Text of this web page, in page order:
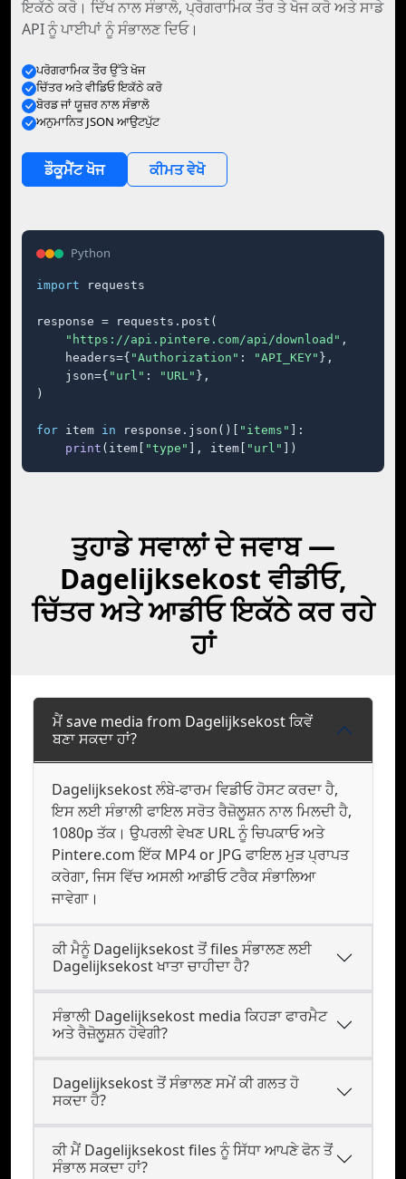
ਇਕੱਠੇ ਕਰੋ। ਦਿੱਖ ਨਾਲ ਸੰਭਾਲੋ, ਪ੍ਰੋਗਰਾਮਿਕ ਤੌਰ ਤੇ ਖੋਜ ਕਰੋ ਅਤੇ ਸਾਡੇ
API ਨੂੰ ਪਾਈਪਾਂ ਨੂੰ ਸੰਭਾਲਣ ਦਿਓ।
ਪਰੋਗਰਾਮਿਕ ਤੌਰ ਉੱਤੇ ਖੋਜ
ਚਿੱਤਰ ਅਤੇ ਵੀਡਿਓ ਇਕੱਠੇ ਕਰੋ
ਬੋਰਡ ਜਾਂ ਯੂਜ਼ਰ ਨਾਲ ਸੰਭਾਲੋ
ਅਨੁਮਾਨਿਤ JSON ਆਉਟਪੁੱਟ
ਡੌਕੂਮੈਂਟ ਖੋਜ ਕੀਮਤ ਵੇਖੋ
Python
import requests
response = requests.post(
"https://api.pintere.com/api/download" ,
    headers={
"Authorization" : "API_KEY" },
    json={
"url" : "URL" },
)
for item in response.json()[ "items"
]:
print (item[ "type" ], item[ "url" ])
ਤੁਹਾਡੇ ਸਵਾਲਾਂ ਦੇ ਜਵਾਬ —
Dagelijksekost ਵੀਡੀਓ,
ਚਿੱਤਰ ਅਤੇ ਆਡੀਓ ਇਕੱਠੇ ਕਰ ਰਹੇ
ਹਾਂ
ਮੈਂ save media from Dagelijksekost ਕਿਵੇਂ
ਬਣਾ ਸਕਦਾ ਹਾਂ?
Dagelijksekost ਲੰਬੇ-ਫਾਰਮ ਵਿਡੀਓ ਹੋਸਟ ਕਰਦਾ ਹੈ,
ਇਸ ਲਈ ਸੰਭਾਲੀ ਫਾਇਲ ਸਰੋਤ ਰੈਜ਼ੋਲੂਸ਼ਨ ਨਾਲ ਮਿਲਦੀ ਹੈ,
1080p ਤੱਕ। ਉਪਰਲੀ ਵੇਖਣ URL ਨੂੰ ਚਿਪਕਾਓ ਅਤੇ
Pintere.com ਇੱਕ MP4 or JPG ਫਾਇਲ ਮੁੜ ਪ੍ਰਾਪਤ
ਕਰੇਗਾ, ਜਿਸ ਵਿੱਚ ਅਸਲੀ ਆਡੀਓ ਟਰੈਕ ਸੰਭਾਲਿਆ
ਜਾਵੇਗਾ।
ਕੀ ਮੈਨੂੰ Dagelijksekost ਤੋਂ files ਸੰਭਾਲਣ ਲਈ
Dagelijksekost ਖਾਤਾ ਚਾਹੀਦਾ ਹੈ?
ਸੰਭਾਲੀ Dagelijksekost media ਕਿਹੜਾ ਫਾਰਮੈਟ
ਅਤੇ ਰੈਜ਼ੋਲੂਸ਼ਨ ਹੋਵੇਗੀ?
Dagelijksekost ਤੋਂ ਸੰਭਾਲਣ ਸਮੇਂ ਕੀ ਗਲਤ ਹੋ
ਸਕਦਾ ਹੈ?
ਕੀ ਮੈਂ Dagelijksekost files ਨੂੰ ਸਿੱਧਾ ਆਪਣੇ ਫੋਨ ਤੋਂ
ਸੰਭਾਲ ਸਕਦਾ ਹਾਂ?